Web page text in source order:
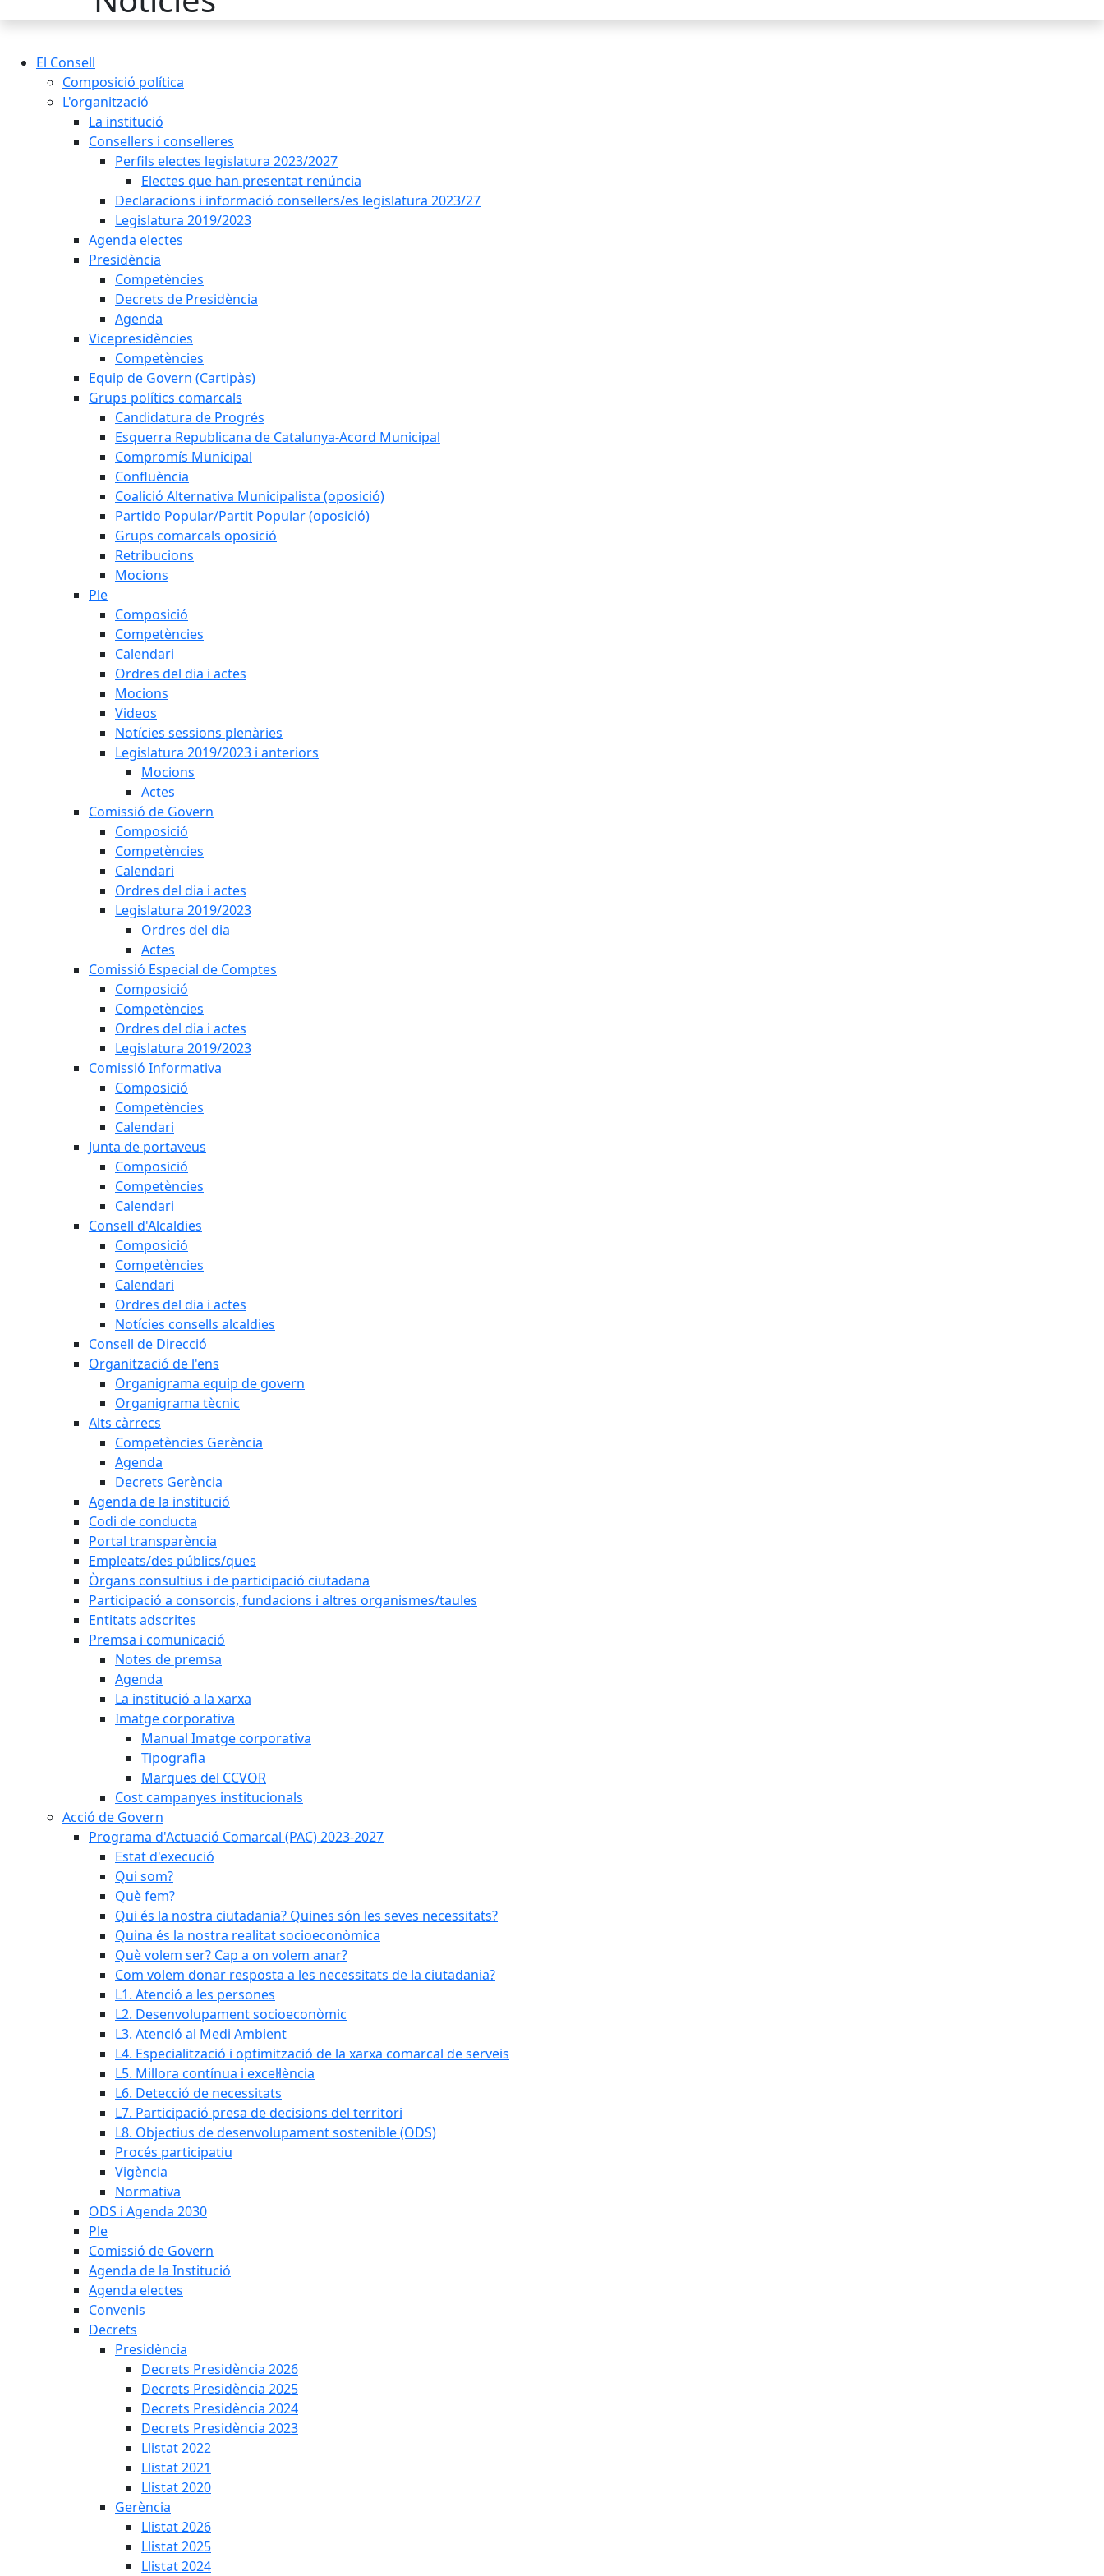
El Consell
Composició política
L'organització
La institució
Consellers i conselleres
Perfils electes legislatura 2023/2027
Electes que han presentat renúncia
Declaracions i informació consellers/es legislatura 2023/27
Legislatura 2019/2023
Agenda electes
Presidència
Competències
Decrets de Presidència
Agenda
Vicepresidències
Competències
Equip de Govern (Cartipàs)
Grups polítics comarcals
Candidatura de Progrés
Esquerra Republicana de Catalunya-Acord Municipal
Compromís Municipal
Confluència
Coalició Alternativa Municipalista (oposició)
Partido Popular/Partit Popular (oposició)
Grups comarcals oposició
Retribucions
Mocions
Ple
Composició
Competències
Calendari
Ordres del dia i actes
Mocions
Videos
Notícies sessions plenàries
Legislatura 2019/2023 i anteriors
Mocions
Actes
Comissió de Govern
Composició
Competències
Calendari
Ordres del dia i actes
Legislatura 2019/2023
Ordres del dia
Actes
Comissió Especial de Comptes
Composició
Competències
Ordres del dia i actes
Legislatura 2019/2023
Comissió Informativa
Composició
Competències
Calendari
Junta de portaveus
Composició
Competències
Calendari
Consell d'Alcaldies
Composició
Competències
Calendari
Ordres del dia i actes
Notícies consells alcaldies
Consell de Direcció
Organització de l'ens
Organigrama equip de govern
Organigrama tècnic
Alts càrrecs
Competències Gerència
Agenda
Decrets Gerència
Agenda de la institució
Codi de conducta
Portal transparència
Empleats/des públics/ques
Òrgans consultius i de participació ciutadana
Participació a consorcis, fundacions i altres organismes/taules
Entitats adscrites
Premsa i comunicació
Notes de premsa
Agenda
La institució a la xarxa
Imatge corporativa
Manual Imatge corporativa
Tipografia
Marques del CCVOR
Cost campanyes institucionals
Acció de Govern
Programa d'Actuació Comarcal (PAC) 2023-2027
Estat d'execució
Qui som?
Què fem?
Qui és la nostra ciutadania? Quines són les seves necessitats?
Quina és la nostra realitat socioeconòmica
Què volem ser? Cap a on volem anar?
Com volem donar resposta a les necessitats de la ciutadania?
L1. Atenció a les persones
L2. Desenvolupament socioeconòmic
L3. Atenció al Medi Ambient
L4. Especialització i optimització de la xarxa comarcal de serveis
L5. Millora contínua i excel·lència
L6. Detecció de necessitats
L7. Participació presa de decisions del territori
L8. Objectius de desenvolupament sostenible (ODS)
Procés participatiu
Vigència
Normativa
ODS i Agenda 2030
Ple
Comissió de Govern
Agenda de la Institució
Agenda electes
Convenis
Decrets
Presidència
Decrets Presidència 2026
Decrets Presidència 2025
Decrets Presidència 2024
Decrets Presidència 2023
Llistat 2022
Llistat 2021
Llistat 2020
Gerència
Llistat 2026
Llistat 2025
Llistat 2024